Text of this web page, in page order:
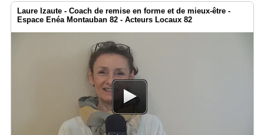
Laure Izaute - Coach de remise en forme et de mieux-être -
Espace Enéa Montauban 82 - Acteurs Locaux 82